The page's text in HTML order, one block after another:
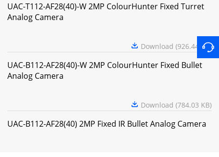
UAC-T112-AF28(40)-W 2MP ColourHunter Fixed Turret
Analog Camera
Download (926.44 KB)
UAC-B112-AF28(40)-W 2MP ColourHunter Fixed Bullet
Analog Camera
Download (784.03 KB)
UAC-B112-AF28(40) 2MP Fixed IR Bullet Analog Camera